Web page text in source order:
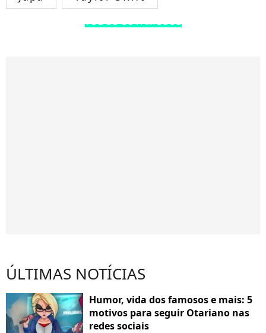
TODOS OS FAMOSOS
ÚLTIMAS NOTÍCIAS
Humor, vida dos famosos e mais: 5
motivos para seguir Otariano nas
redes sociais